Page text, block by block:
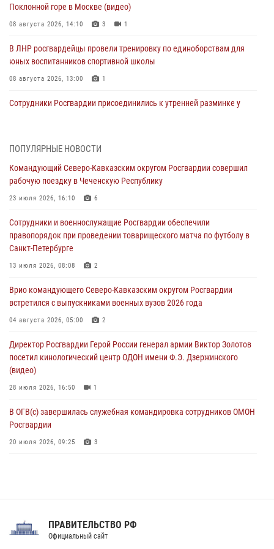
Поклонной горе в Москве (видео)
08 августа 2026, 14:10 3 1
В ЛНР росгвардейцы провели тренировку по единоборствам для
юных воспитанников спортивной школы
08 августа 2026, 13:00 1
Сотрудники Росгвардии присоединились к утренней разминке у
в честь юбилея ведомства
08 августа 2026, 09:03
медицины с учетом опыта СВО
08 августа 2026, 09:00
В Кабардино-Балкарии сотрудники Росгвардии провели турнир по
08 августа 2026, 07:00
Военнослужащие Софринской бригады Росгвардии встретились с
дорогой к Победе в СВО» (видео)
ПОПУЛЯРНЫЕ НОВОСТИ
Командующий Северо-Кавказским округом Росгвардии совершил
рабочую поездку в Чеченскую Республику
23 июля 2026, 16:10 6
Сотрудники и военнослужащие Росгвардии обеспечили
правопорядок при проведении товарищеского матча по футболу в
Санкт-Петербурге
13 июля 2026, 08:08 2
Врио командующего Северо-Кавказским округом Росгвардии
встретился с выпускниками военных вузов 2026 года
04 августа 2026, 05:00 2
Директор Росгвардии Герой России генерал армии Виктор Золотов
посетил кинологический центр ОДОН имени Ф.Э. Дзержинского
(видео)
28 июля 2026, 16:50 1
В ОГВ(с) завершилась служебная командировка сотрудников ОМОН
Росгвардии
20 июля 2026, 09:25 3
Праздник «Один день с Росгвардией» к 105-летию Центрального
ПРАВИТЕЛЬСТВО РФ
Официальный сайт